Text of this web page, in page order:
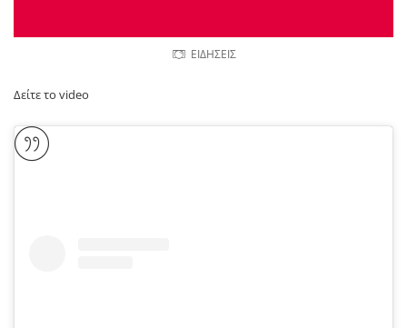
ΕΙΔΗΣΕΙΣ
Δείτε το video